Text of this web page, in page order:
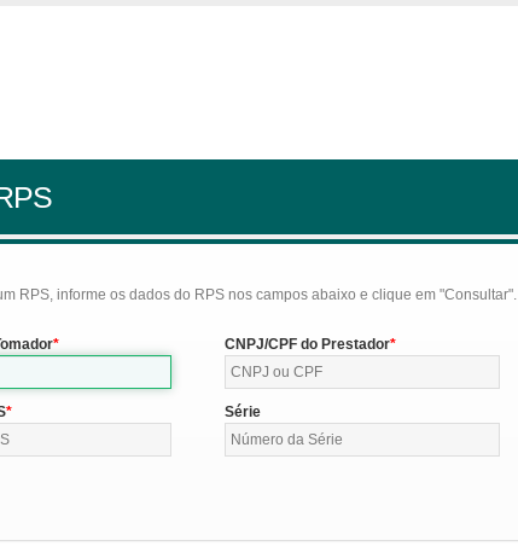
RPS, informe os dados do RPS nos campos abaixo e clique em "Consultar".
CNPJ/CPF do Prestador
Série